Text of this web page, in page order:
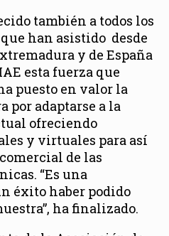
también a todos los
han asistido desde
y de España
esta fuerza que
puesto en valor la
por adaptarse a la
ofreciendo
y virtuales para así
de las
“Es una
éxito haber podido
ha finalizado.